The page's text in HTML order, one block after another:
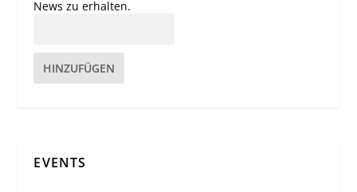
News zu erhalten.
HINZUFÜGEN
EVENTS